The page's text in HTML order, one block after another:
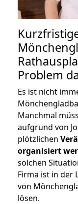
Problem
Es ist nicht
Manchmal
aufgrund von
plötzlichen
organisiert
solchen
Firma ist in der
von
lösen.